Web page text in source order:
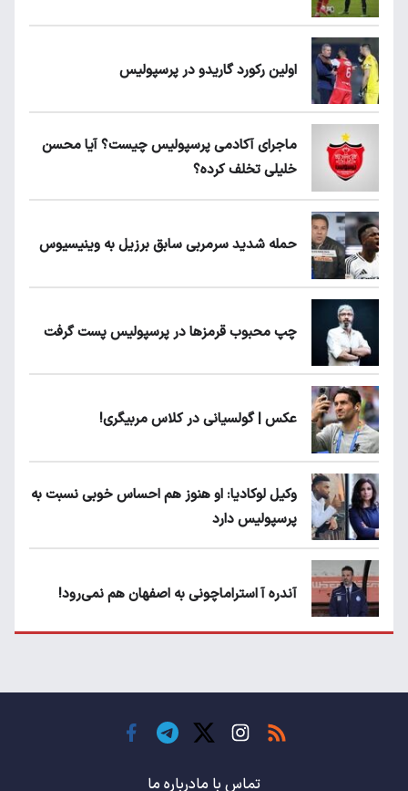
اولین رکورد گاریدو در پرسپولیس
ماجرای آکادمی پرسپولیس چیست؟ آیا محسن
خلیلی تخلف کرده؟
حمله شدید سرمربی سابق برزیل به وینیسیوس
چپ محبوب قرمزها در پرسپولیس پست گرفت
عکس | گولسیانی در کلاس مربیگری!
وکیل لوکادیا: او هنوز هم احساس خوبی نسبت به
پرسپولیس دارد
آندره آ استراماچونی به اصفهان هم نمی‌رود!
حسن روی هوا!
باشگاه های جهان
تماس با مادرباره ما